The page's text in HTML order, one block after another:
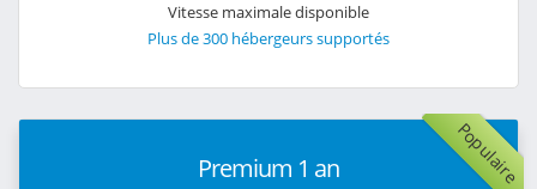
Vitesse maximale disponible
Plus de 300 hébergeurs supportés
Populaire
Premium 1 an